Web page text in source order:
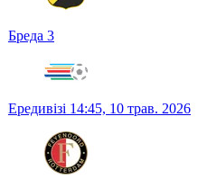
Бреда 3
Ередивізі 14:45, 10 трав. 2026